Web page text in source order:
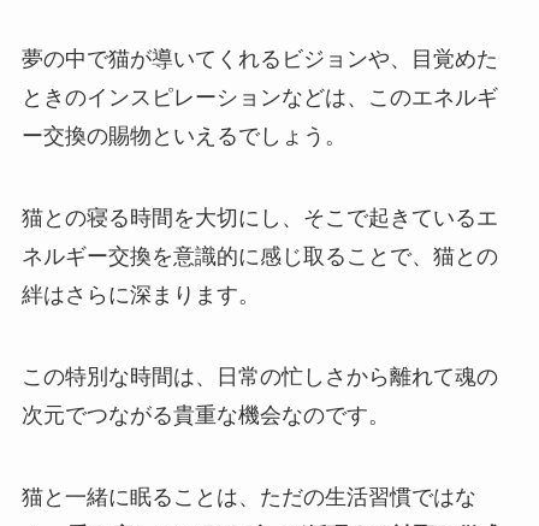
夢の中で猫が導いてくれるビジョンや、目覚めた
ときのインスピレーションなどは、このエネルギ
ー交換の賜物といえるでしょう。
猫との寝る時間を大切にし、そこで起きているエ
ネルギー交換を意識的に感じ取ることで、猫との
絆はさらに深まります。
この特別な時間は、日常の忙しさから離れて魂の
次元でつながる貴重な機会なのです。
猫と一緒に眠ることは、ただの生活習慣ではな